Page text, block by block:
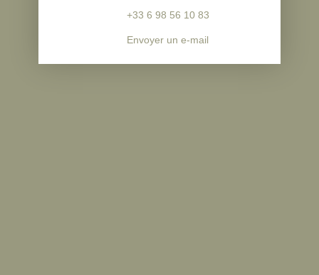
+33 6 98 56 10 83
Envoyer un e-mail